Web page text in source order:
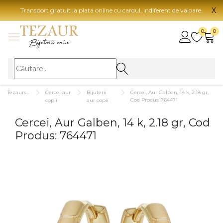
Transport gratuit la plata online cu cardul, indiferent de valoare. X
0 0
BIJUTERII
BIJUTERII FEMEI
Inele
Bratari
BIJUTERII BARBATI Vezi toate
Cercei aur
copii
Bijuterii
aur copii
Cercei, Aur Galben, 14 k, 2.18 gr,
Cod Produs: 764471
Cercei, Aur Galben, 14 k, 2.18 gr, Cod
Produs: 764471